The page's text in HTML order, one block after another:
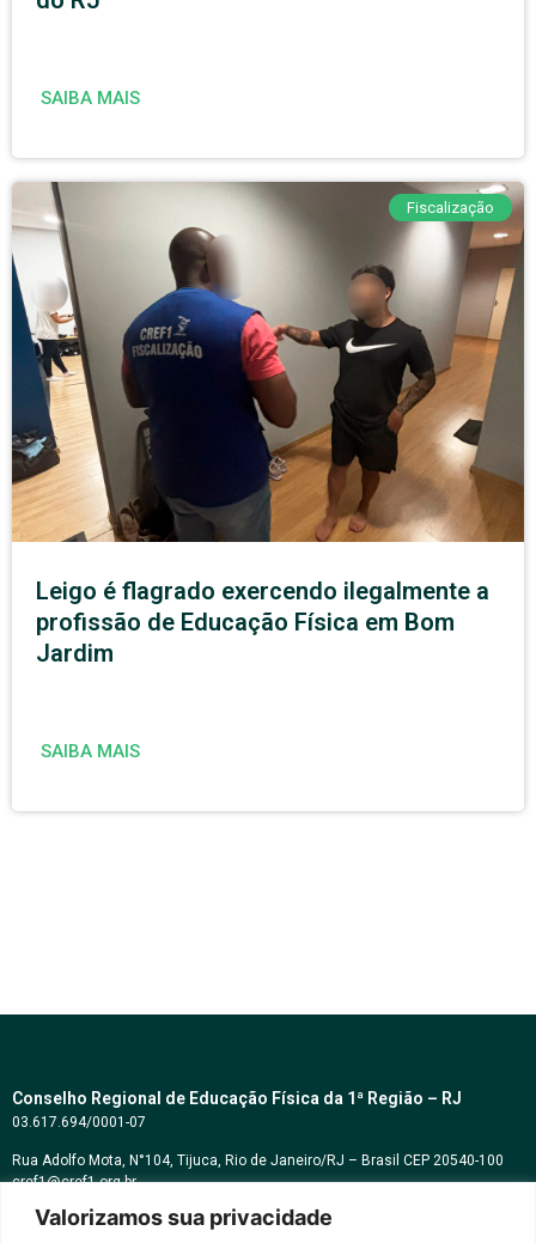
Valorizamos sua privacidade
SAIBA MAIS
Fiscalização
Leigo é flagrado exercendo ilegalmente a
profissão de Educação Física em Bom
Jardim
SAIBA MAIS
Conselho Regional de Educação Física da 1ª Região – RJ
03.617.694/0001-07
Rua Adolfo Mota, N°104, Tijuca, Rio de Janeiro/RJ – Brasil CEP 20540-100
cref1@cref1.org.br
Assessoria de comunicação: